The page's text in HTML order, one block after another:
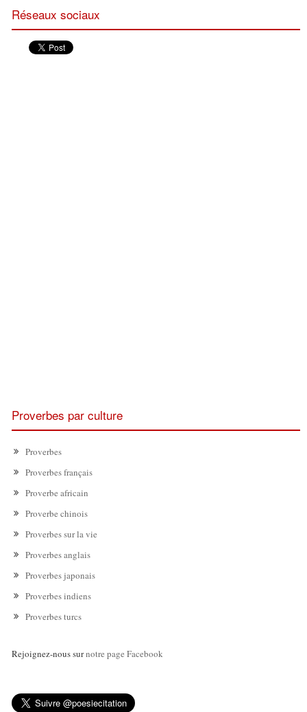
Réseaux sociaux
Proverbes par culture
Proverbes
Proverbes français
Proverbe africain
Proverbe chinois
Proverbes sur la vie
Proverbes anglais
Proverbes japonais
Proverbes indiens
Proverbes turcs
Rejoignez-nous surnotre page Facebook